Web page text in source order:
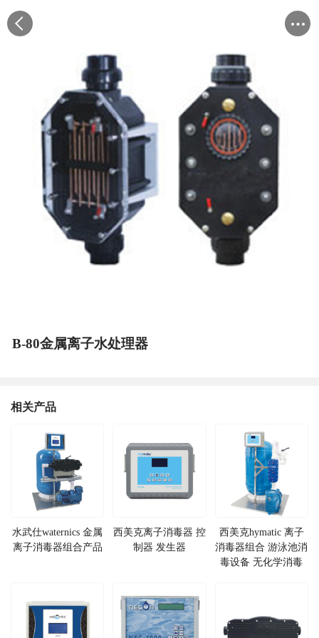
B-80金属离子水处理器
相关产品
水武仕waternics 金属
离子消毒器组合产品
西美克离子消毒器 控
制器 发生器
西美克hymatic 离子
消毒器组合 游泳池消
毒设备 无化学消毒